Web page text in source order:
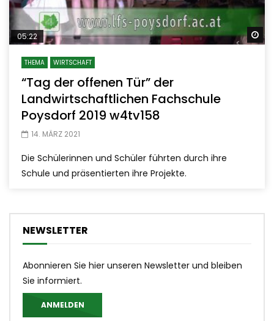
05:22
THEMA WIRTSCHAFT
“Tag der offenen Tür” der
Landwirtschaftlichen Fachschule
Poysdorf 2019 w4tv158
14. MÄRZ 2021
Die Schülerinnen und Schüler führten durch ihre
Schule und präsentierten ihre Projekte.
NEWSLETTER
Abonnieren Sie hier unseren Newsletter und bleiben
Sie informiert.
ANMELDEN